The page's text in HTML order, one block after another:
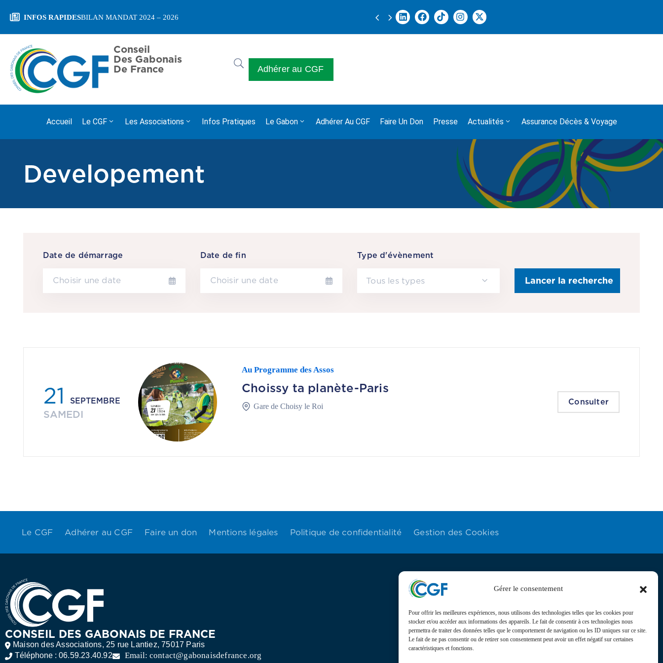
Gérer le consentement
Pour offrir les meilleures expériences, nous utilisons des technologies telles que les cookies pour
stocker et/ou accéder aux informations des appareils. Le fait de consentir à ces technologies nous
permettra de traiter des données telles que le comportement de navigation ou les ID uniques sur ce site.
Le fait de ne pas consentir ou de retirer son consentement peut avoir un effet négatif sur certaines
caractéristiques et fonctions.
INFOS RAPIDESBILAN MANDAT 2024 – 2026 JOURNEE ACADÉMIQUE ET D’INTEGRATION 2025
Conseil
Des Gabonais
De France
Adhérer au CGF
Accueil Le CGF Les Associations Infos Pratiques Le Gabon Adhérer Au CGF Faire Un Don Presse Actualités Assurance Décès & Voyage
Developement
Date de démarrage Date de fin Type d'évènement
Tous les types
21SEPTEMBRE
SAMEDI
Au Programme des Assos
Choissy ta planète-Paris
Gare de Choisy le Roi Consulter
Le CGF Adhérer au CGF Faire un don Mentions légales Politique de confidentialité Gestion des Cookies
CONSEIL DES GABONAIS DE FRANCE
Maison des Associations, 25 rue Lantiez, 75017 Paris
Téléphone : 06.59.23.40.92 Email: contact@gabonaisdefrance.org
Actualités
Suivez l’actualité, l’agenda, les projets et les événements du Conseil
des Gabonais de France sur nos réseaux sociaux
Retrouvez-nous sur